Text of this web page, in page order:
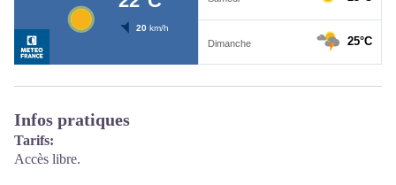
Infos pratiques
Tarifs:
Accès libre.